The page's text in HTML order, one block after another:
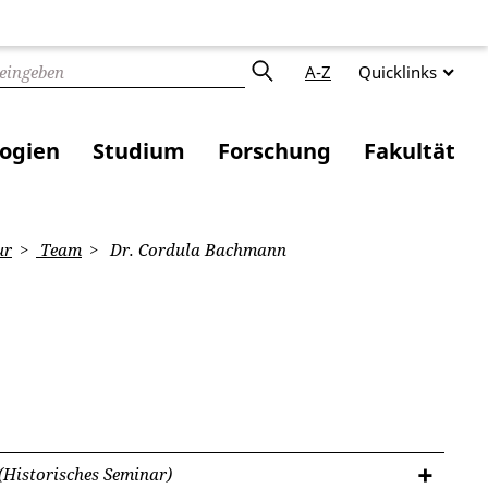
A-Z Quicklinks
Studium Forschung Fakultät
Team Dr. Cordula Bachmann
Seminar)